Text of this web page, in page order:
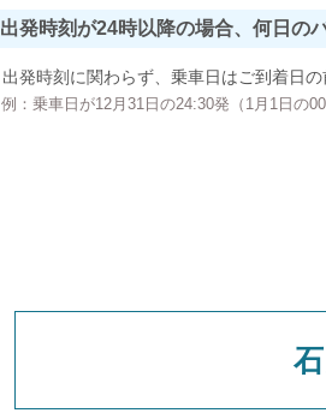
出発時刻が24時以降の場合、何日の
出発時刻に関わらず、乗車日はご到着日の
例：乗車日が12月31日の24:30発（1月1日の